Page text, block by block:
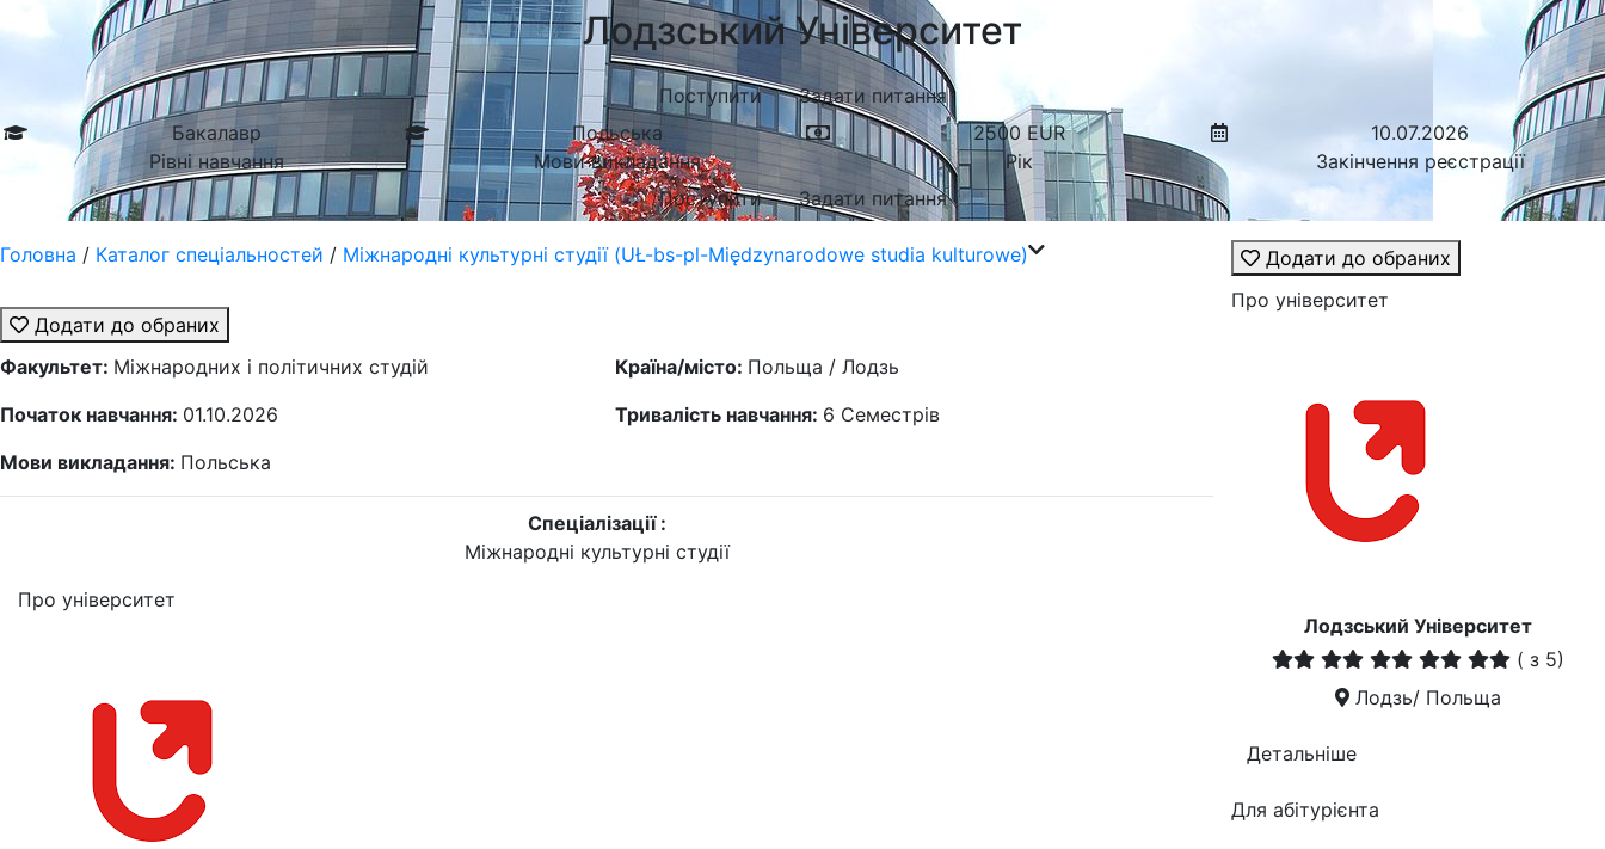
Лодзський Університет
Поступити
Задати питання
Бакалавр
Рівні навчання
Польська
Мови викладання
2500 EUR
Рік
10.07.2026
Закінчення реєстрації
Поступити
Задати питання
Головна / Каталог спеціальностей / Міжнародні культурні студії (UŁ-bs-pl-Międzynarodowe studia kulturowe)
Додати до обраних
Факультет: Міжнародних і політичних студій Країна/місто: Польща / Лодзь
Початок навчання: 01.10.2026 Тривалість навчання: 6 Семестрів
Мови викладання: Польська
Спеціалізації :
Міжнародні культурні студії
Про університет
Додати до обраних
Про університет
Лодзський Університет
( з 5)
Лодзь/ Польща
Детальніше
Для абітурієнта